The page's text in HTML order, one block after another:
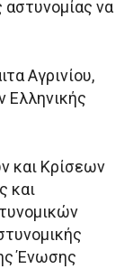
αστυνομίας να
Αγρινίου,
και Κρίσεων
και
Ένωσης